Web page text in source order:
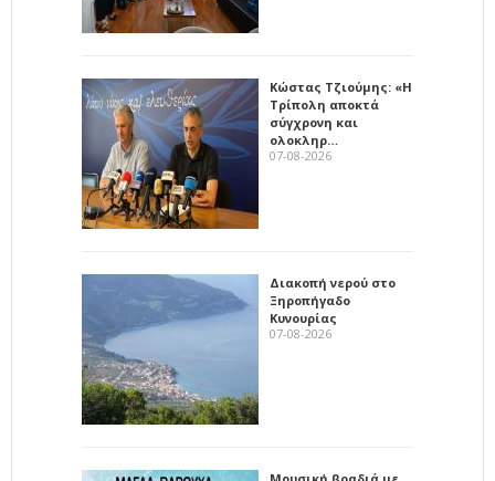
Κώστας Τζιούμης: «Η
Τρίπολη αποκτά
σύγχρονη και
ολοκληρ…
07-08-2026
Διακοπή νερού στο
Ξηροπήγαδο
Κυνουρίας
07-08-2026